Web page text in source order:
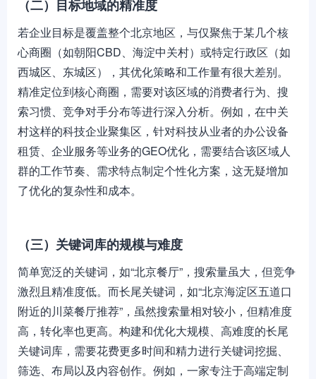
（二）目标地域的精准度
若企业目标是覆盖整个北京地区，与仅聚焦于某几个核
心商圈（如朝阳CBD、海淀中关村）或特定行政区（如
西城区、东城区），其优化策略和工作量有很大差别。
精准定位到核心商圈，需要对该区域的消费者行为、搜
索习惯、竞争对手分布等进行深入分析。例如，在中关
村这样的科技企业聚集区，针对科技从业者的办公设备
租赁、企业服务等业务的GEO优化，需要结合该区域人
群的工作节奏、需求特点制定个性化方案，这无疑增加
了优化的复杂性和成本。
（三）关键词库的规模与难度
简单宽泛的关键词，如“北京餐厅”，搜索量虽大，但竞争
激烈且精准度低。而长尾关键词，如“北京海淀区五道口
附近的川菜餐厅推荐”，虽然搜索量相对较小，但精准度
高，转化率也更高。构建和优化大规模、高难度的长尾
关键词库，需要花费更多时间和精力进行关键词挖掘、
筛选、布局以及内容创作。例如，一家专注于高端定制